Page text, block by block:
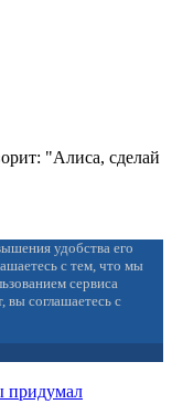
"Алиса, сделай
удобства его
с тем, что мы
сервиса
вы соглашаетесь с